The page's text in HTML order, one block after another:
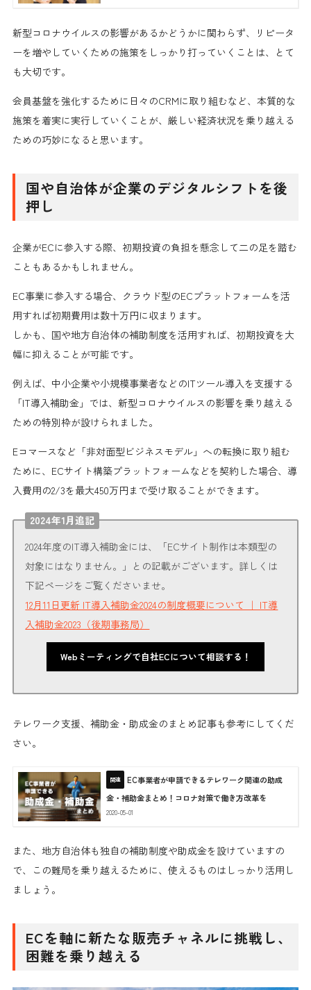
新型コロナウイルスの影響があるかどうかに関わらず、リピータ
ーを増やしていくための施策をしっかり打っていくことは、とて
も大切です。
会員基盤を強化するために 日々のCRMに取り組むなど、 本質的な
施策を着実に実行 していくことが、厳しい経済状況を乗り越える
ための巧妙になると思います。
国や自治体が企業のデジタルシフトを後
押し
企業がECに参入する際、初期投資の負担を懸念して二の足を踏む
こともあるかもしれません。
EC事業に参入する場合、 クラウド型のECプラットフォームを活
用すれば初期費用は数十万円に収まります。
しかも、国や地方自治体の補助制度を活用すれば、初期投資を大
幅に抑えることが可能です。
例えば、中小企業や小規模事業者などのITツール導入を支援する
「IT導入補助金」 では、新型コロナウイルスの影響を乗り越える
ための特別枠が設けられました。
Eコマースなど「非対面型ビジネスモデル」への転換に取り組む
ために、ECサイト構築プラットフォームなどを契約した場合、 導
入費用の2/3を最大450万円まで受け取る ことができます。
2024年1月追記
2024年度のIT導入補助金には、「ECサイト制作は本類型の
対象にはなりません。」との記載がございます。詳しくは
下記ページをご覧くださいませ。
12月11日更新 IT導入補助金2024の制度概要について ｜ IT導
入補助金2023（後期事務局）
Webミーティングで自社ECについて相談する！
テレワーク支援、補助金・助成金のまとめ記事も参考にしてくだ
さい。
EC事業者が申請できるテレワーク関連の助成
金・補助金まとめ！コロナ対策で働き方改革を
2020-05-01
また、地方自治体も独自の補助制度や助成金を設けていますの
で、この難局を乗り越えるために、使えるものはしっかり活用し
ましょう。
ECを軸に新たな販売チャネルに挑戦し、
困難を乗り越える